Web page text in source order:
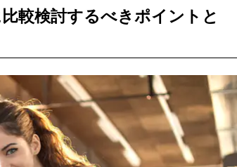
較検討するべきポイントと